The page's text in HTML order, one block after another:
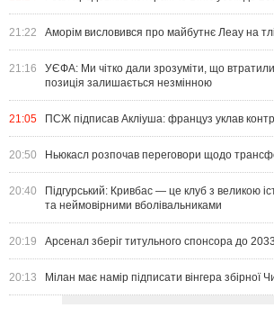
21:22 Аморім висловився про майбутнє Леау на
21:16
УЄФА: Ми чітко дали зрозуміти, що
позиція залишається незмінною
21:05 ПСЖ підписав Акліуша: француз уклав
20:50 Ньюкасл розпочав переговори щодо
20:40
Підгурський: Кривбас — це клуб з великою
та неймовірними вболівальниками
20:19 Арсенал зберіг титульного спонсора до
20:13 Мілан має намір підписати вінгера збірної